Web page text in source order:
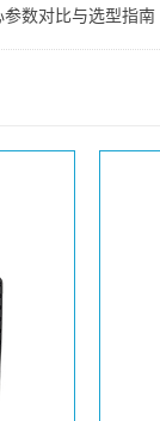
数对比与选型指南